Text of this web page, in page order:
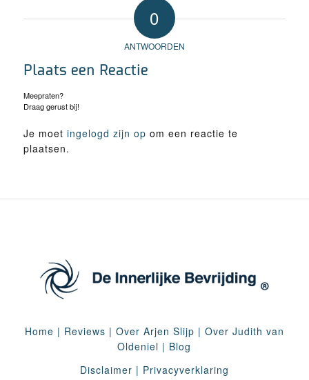
0
ANTWOORDEN
Plaats een Reactie
Meepraten?
Draag gerust bij!
Je moet ingelogd zijn op om een reactie te
plaatsen.
Home | Reviews | Over Arjen Slijp | Over Judith van
Oldeniel | Blog
Disclaimer | Privacyverklaring